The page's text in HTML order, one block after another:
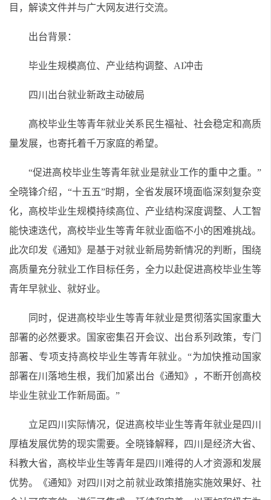
目，解读文件并与广大网友进行交流。
出台背景：
毕业生规模高位、产业结构调整、AI冲击
四川出台就业新政主动破局
高校毕业生等青年就业关系民生福祉、社会稳定和高质
量发展，也寄托着千万家庭的希望。
“促进高校毕业生等青年就业是就业工作的重中之重。”
全晓锋介绍，“十五五”时期，全省发展环境面临深刻复杂变
化，高校毕业生规模持续高位、产业结构深度调整、人工智
能快速迭代，高校毕业生等青年就业面临不小的困难挑战。
此次印发《通知》是基于对就业新局势新情况的判断，围绕
高质量充分就业工作目标任务，全力以赴促进高校毕业生等
青年早就业、就好业。
同时，促进高校毕业生等青年就业是贯彻落实国家重大
部署的必然要求。国家密集召开会议、出台系列政策，专门
部署、专项支持高校毕业生等青年就业。“为加快推动国家
部署在川落地生根，我们加紧出台《通知》，不断开创高校
毕业生就业工作新局面。”
立足四川实际情况，促进高校毕业生等青年就业是四川
厚植发展优势的现实需要。全晓锋解释，四川是经济大省、
科教大省，高校毕业生等青年是四川难得的人才资源和发展
优势。《通知》对四川对之前就业政策措施实施效果好、社